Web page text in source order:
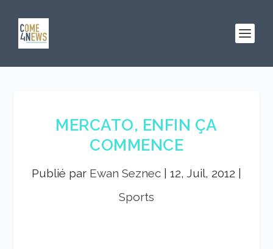
MERCATO, ENFIN ÇA
COMMENCE
Publié par Ewan Seznec 12, Juil, 2012
Sports